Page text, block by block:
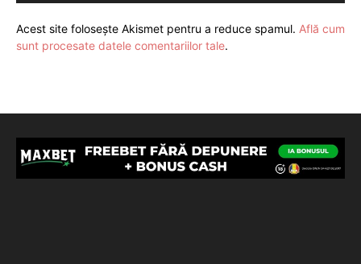
Acest site folosește Akismet pentru a reduce spamul. Află cum
sunt procesate datele comentariilor tale.